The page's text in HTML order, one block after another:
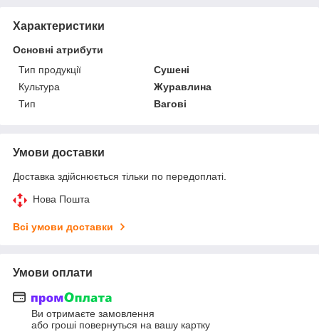
Характеристики
Основні атрибути
Тип продукції
Сушені
Культура
Журавлина
Тип
Вагові
Умови доставки
Доставка здійснюється тільки по передоплаті.
Нова Пошта
Всі умови доставки
Умови оплати
Ви отримаєте замовлення
або гроші повернуться на вашу картку